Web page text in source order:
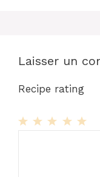
Laisser un
Recipe rating